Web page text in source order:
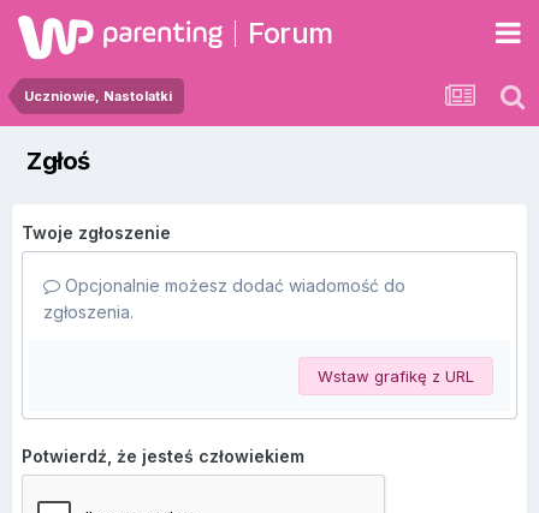
Forum
Uczniowie, Nastolatki
Zgłoś
Twoje zgłoszenie
Opcjonalnie możesz dodać wiadomość do
zgłoszenia.
Wstaw grafikę z URL
Potwierdź, że jesteś człowiekiem